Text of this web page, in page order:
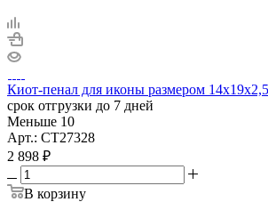
Киот-пенал для иконы размером
срок отгрузки до 7 дней
Меньше 10
Арт.: СТ27328
2 898 ₽
В корзину